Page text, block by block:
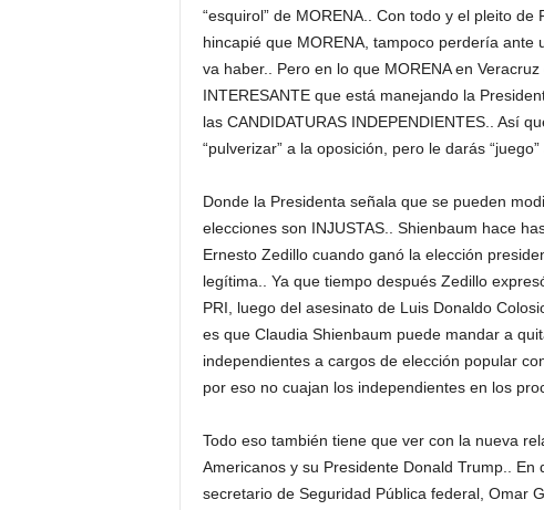
“esquirol” de MORENA.. Con todo y el pleito
hincapié que MORENA, tampoco perdería
va haber.. Pero en lo que MORENA en
INTERESANTE que está manejando la
las CANDIDATURAS INDEPENDIENTES.. Así
“pulverizar” a la oposición, pero le darás “juego”
Donde la Presidenta señala que se pueden
elecciones son INJUSTAS.. Shienbaum hace
Ernesto Zedillo cuando ganó la elección
legítima.. Ya que tiempo después Zedillo
PRI, luego del asesinato de Luis Donaldo
es que Claudia Shienbaum puede mandar a
independientes a cargos de elección popular
por eso no cuajan los independientes en los
Todo eso también tiene que ver con la nueva
Americanos y su Presidente Donald Trump..
secretario de Seguridad Pública federal, Omar